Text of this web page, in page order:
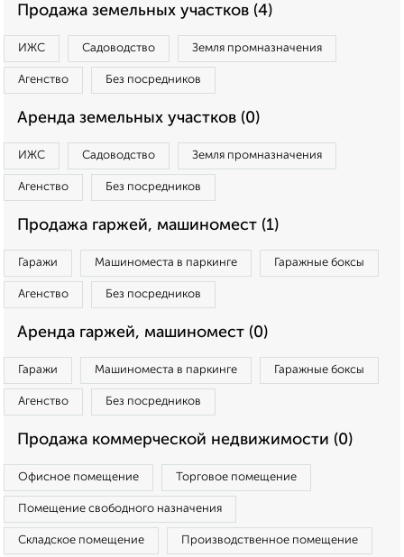
Продажа земельных участков (4)
ИЖС Садоводство Земля промназначения
Агенство Без посредников
Аренда земельных участков (0)
ИЖС Садоводство Земля промназначения
Агенство Без посредников
Продажа гаржей, машиномест (1)
Гаражи Машиноместа в паркинге Гаражные боксы
Агенство Без посредников
Аренда гаржей, машиномест (0)
Гаражи Машиноместа в паркинге Гаражные боксы
Агенство Без посредников
Продажа коммерческой недвижимости (0)
Офисное помещение Торговое помещение
Помещение свободного назначения
Складское помещение Производственное помещение